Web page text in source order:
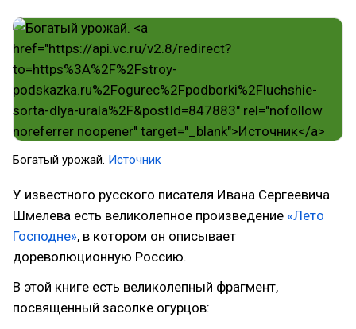
Богатый урожай. Источник
У известного русского писателя Ивана Сергеевича
Шмелева есть великолепное произведение «Лето
Господне», в котором он описывает
дореволюционную Россию.
В этой книге есть великолепный фрагмент,
посвященный засолке огурцов: